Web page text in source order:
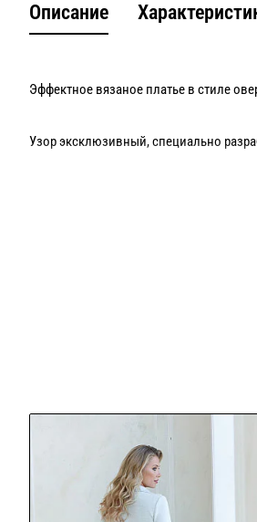
Описание
Эффектное вязаное платье в стиле
Узор эксклюзивный, специально